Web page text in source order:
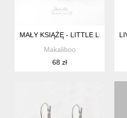
MAŁY KSIĄŻĘ - LITTLE LOVE -
Makaliboo
68 zł